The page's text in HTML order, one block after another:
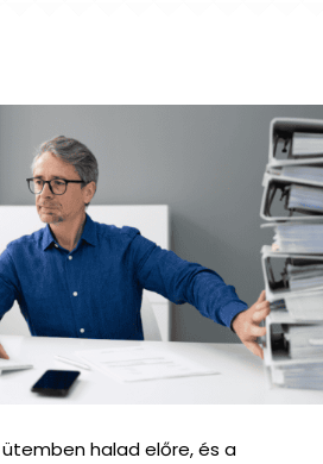
halad előre, és a